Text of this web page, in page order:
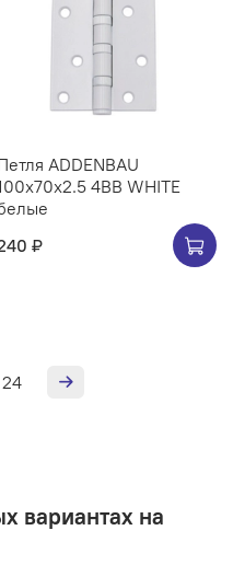
ADDENBAU
4BB WHITE
₽
24
вариантах на